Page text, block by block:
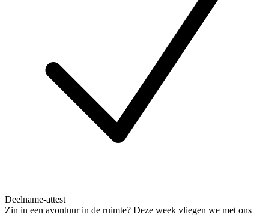
Deelname-attest
Zin in een avontuur in de ruimte? Deze week vliegen we met ons